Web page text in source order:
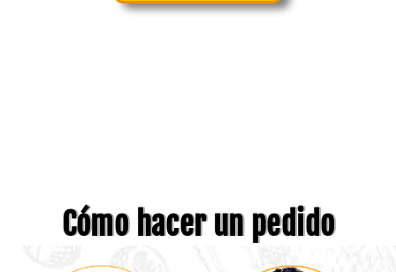
Cómo hacer un pedido